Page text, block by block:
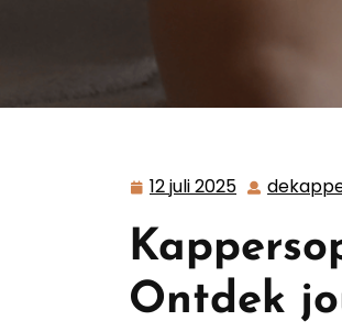
12 juli 2025 12
2025
Ontdek